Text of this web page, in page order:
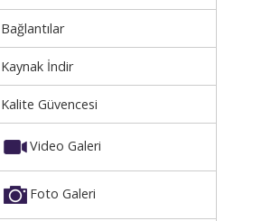
Bağlantılar
Kaynak İndir
Kalite Güvencesi
Video Galeri
Foto Galeri